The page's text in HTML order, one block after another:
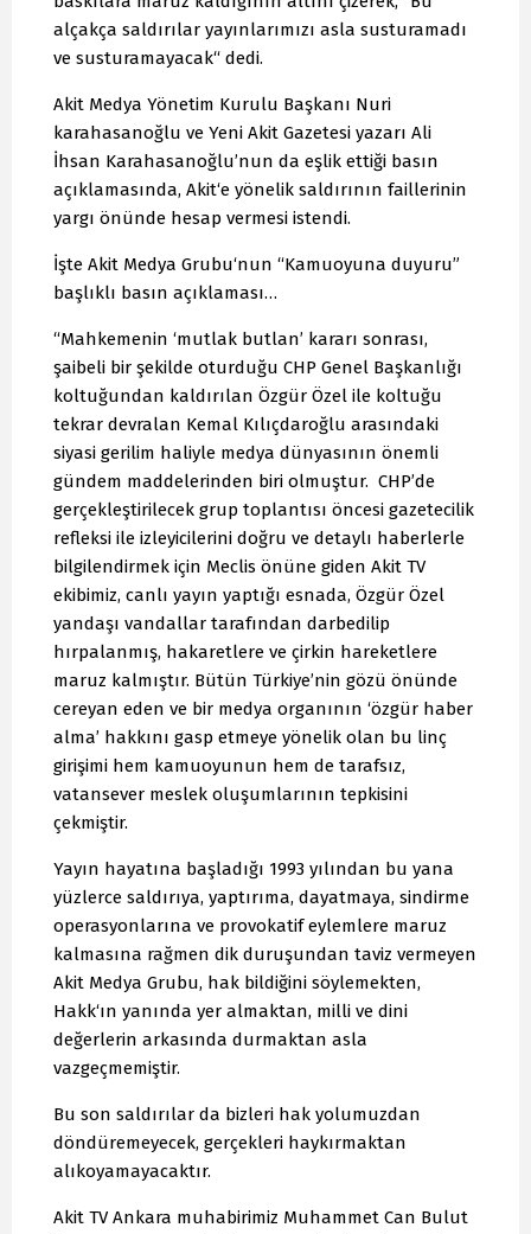
alçakça saldırılar yayınlarımızı asla susturamadı
ve susturamayacak“ dedi.
Akit Medya Yönetim Kurulu Başkanı Nuri
karahasanoğlu ve Yeni Akit Gazetesi yazarı Ali
İhsan Karahasanoğlu’nun da eşlik ettiği basın
açıklamasında, Akit‘e yönelik saldırının faillerinin
yargı önünde hesap vermesi istendi.
İşte Akit Medya Grubu‘nun “Kamuoyuna duyuru”
başlıklı basın açıklaması…
“Mahkemenin ‘mutlak butlan’ kararı sonrası,
şaibeli bir şekilde oturduğu CHP Genel Başkanlığı
koltuğundan kaldırılan Özgür Özel ile koltuğu
tekrar devralan Kemal Kılıçdaroğlu arasındaki
siyasi gerilim haliyle medya dünyasının önemli
gündem maddelerinden biri olmuştur. CHP’de
gerçekleştirilecek grup toplantısı öncesi gazetecilik
refleksi ile izleyicilerini doğru ve detaylı haberlerle
bilgilendirmek için Meclis önüne giden Akit TV
ekibimiz, canlı yayın yaptığı esnada, Özgür Özel
yandaşı vandallar tarafından darbedilip
hırpalanmış, hakaretlere ve çirkin hareketlere
maruz kalmıştır. Bütün Türkiye’nin gözü önünde
cereyan eden ve bir medya organının ‘özgür haber
alma’ hakkını gasp etmeye yönelik olan bu linç
girişimi hem kamuoyunun hem de tarafsız,
vatansever meslek oluşumlarının tepkisini
çekmiştir.
Yayın hayatına başladığı 1993 yılından bu yana
yüzlerce saldırıya, yaptırıma, dayatmaya, sindirme
operasyonlarına ve provokatif eylemlere maruz
kalmasına rağmen dik duruşundan taviz vermeyen
Akit Medya Grubu, hak bildiğini söylemekten,
Hakk‘ın yanında yer almaktan, milli ve dini
değerlerin arkasında durmaktan asla
vazgeçmemiştir.
Bu son saldırılar da bizleri hak yolumuzdan
döndüremeyecek, gerçekleri haykırmaktan
alıkoyamayacaktır.
Akit TV Ankara muhabirimiz Muhammet Can Bulut